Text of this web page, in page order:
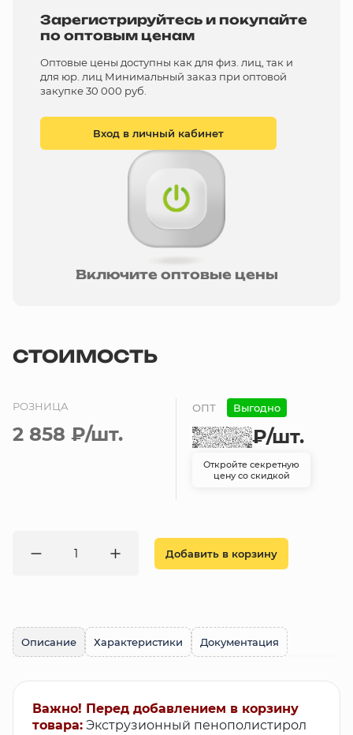
Зарегистрируйтесь и покупайте
по оптовым ценам
Оптовые цены доступны как для физ. лиц, так и
для юр. лиц Минимальный заказ при оптовой
закупке 30 000 руб.
Вход в личный кабинет
Включите оптовые цены
СТОИМОСТЬ
РОЗНИЦА
2 858 ₽/шт.
ОПТ Выгодно
₽/шт.
Откройте секретную
цену со скидкой
Добавить в корзину
Описание Характеристики Документация
Важно! Перед добавлением в корзину
товара: Экструзионный пенополистирол